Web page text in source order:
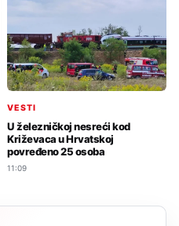
VESTI
U železničkoj nesreći kod
Križevaca u Hrvatskoj
povređeno 25 osoba
11:09